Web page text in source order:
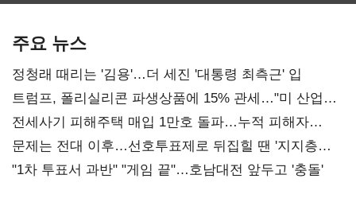
주요 뉴스
정청래 때리는 '김용'…더 세진 '대통령 최측근' 입
트럼프, 폴리실리콘 파생상품에 15% 관세…"미 산업
재건"
전세사기 피해주택 매입 1만호 돌파…누적 피해자
4만278명
문제는 전대 이후…선호투표제로 뒤집힐 땐 '지지층
불복'
"1차 투표서 과반" "게임 끝"…호남대전 앞두고 '충돌'